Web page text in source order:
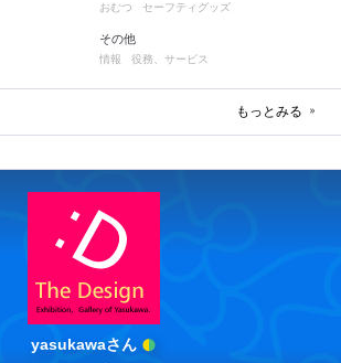
おむつ セーフティグッズ
その他
情報 役務、サービス
もっとみる
yasukawaさん